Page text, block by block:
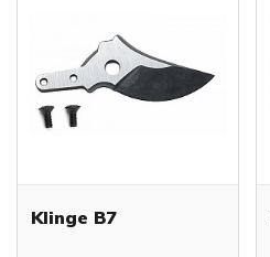
Klinge B7